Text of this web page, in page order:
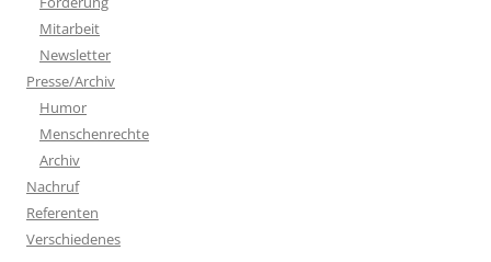
Mitarbeit
Newsletter
Presse/Archiv
Humor
Menschenrechte
Archiv
Nachruf
Referenten
Verschiedenes